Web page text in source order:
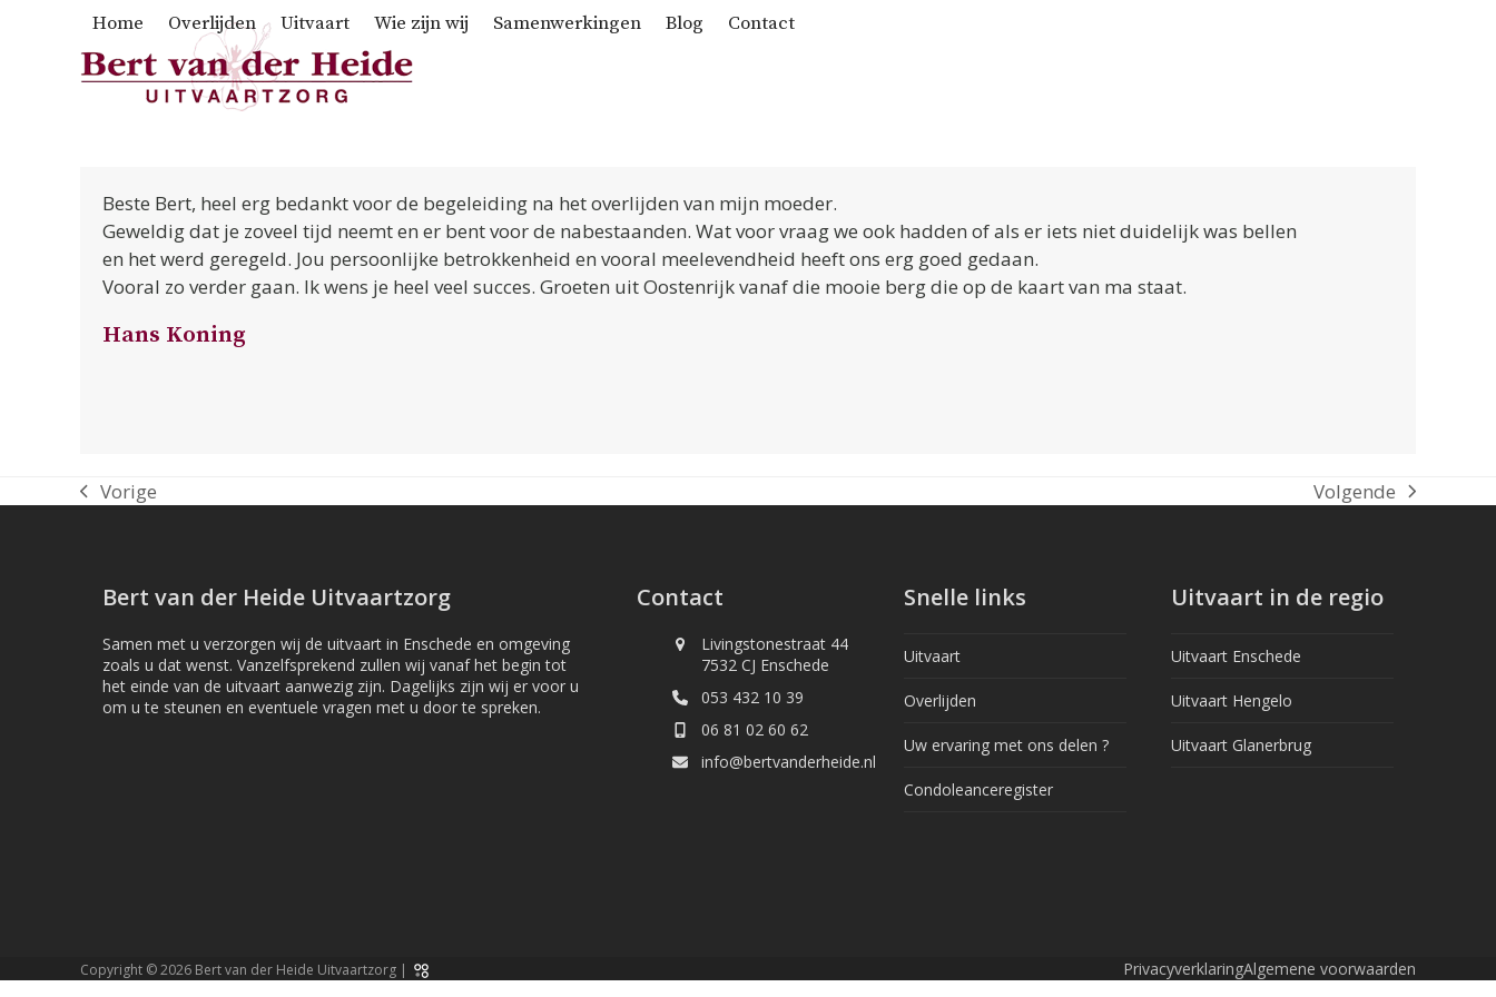
Home Overlijden Uitvaart Wie zijn wij Samenwerkingen Blog Contact
Beste Bert, heel erg bedankt voor de begeleiding na het overlijden van mijn moeder.
Geweldig dat je zoveel tijd neemt en er bent voor de nabestaanden. Wat voor vraag we ook hadden of als er iets niet duidelijk was bellen
en het werd geregeld. Jou persoonlijke betrokkenheid en vooral meelevendheid heeft ons erg goed gedaan.
Vooral zo verder gaan. Ik wens je heel veel succes. Groeten uit Oostenrijk vanaf die mooie berg die op de kaart van ma staat.
Hans Koning
previous
Vorige
next
Volgende
Bert van der Heide Uitvaartzorg
Samen met u verzorgen wij de uitvaart in Enschede en omgeving
zoals u dat wenst. Vanzelfsprekend zullen wij vanaf het begin tot
het einde van de uitvaart aanwezig zijn. Dagelijks zijn wij er voor u
om u te steunen en eventuele vragen met u door te spreken.
Contact
Livingstonestraat 44
7532 CJ Enschede
053 432 10 39
06 81 02 60 62
info@bertvanderheide.nl
Snelle links
Uitvaart
Overlijden
Uw ervaring met ons delen ?
Condoleanceregister
Uitvaart in de regio
Uitvaart Enschede
Uitvaart Hengelo
Uitvaart Glanerbrug
Copyright © 2026 Bert van der Heide Uitvaartzorg | PrivacyverklaringAlgemene voorwaarden